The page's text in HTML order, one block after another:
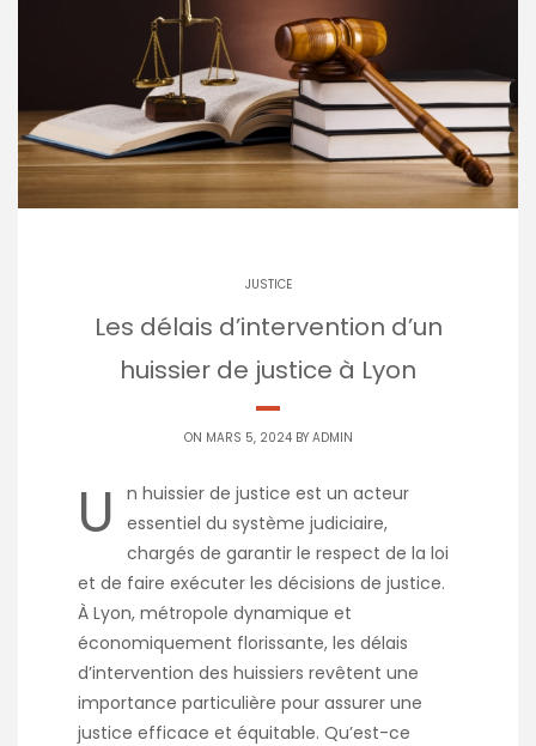
JUSTICE
Les délais d’intervention d’un
huissier de justice à Lyon
ON MARS 5, 2024 BY ADMIN
U
n huissier de justice est un acteur
essentiel du système judiciaire,
chargés de garantir le respect de la loi
et de faire exécuter les décisions de justice.
À Lyon, métropole dynamique et
économiquement florissante, les délais
d’intervention des huissiers revêtent une
importance particulière pour assurer une
justice efficace et équitable. Qu’est-ce